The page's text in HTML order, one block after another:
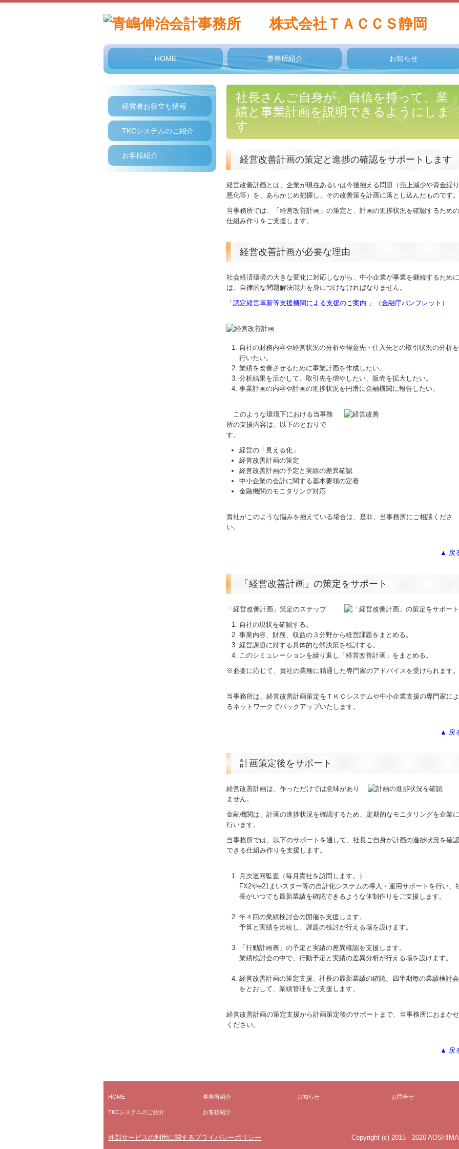
HOME 事務所紹介
事務所紹介
経営理念
品質方針
個人情報保護方針
交通案内
お知らせ
お知らせ
セミナー案内
補助金・助成金・融資情報
関与先向け融資商品ご紹介
経営者オススメ情報
経営者お役立ち情報
TKCシステムのご紹介
お客様紹介
社長さんご自身が、自信を持って、業
績と事業計画を説明できるようにしま
す
経営改善計画の策定と進捗の確認をサポートします
経営改善計画とは、企業が現在あるいは今後抱える問題（売上減少や資金繰り
悪化等）を、あらかじめ把握し、その改善策を計画に落とし込んだものです。
当事務所では、「経営改善計画」の策定と、計画の進捗状況を確認するための
仕組み作りをご支援します。
経営改善計画が必要な理由
社会経済環境の大きな変化に対応しながら、中小企業が事業を継続するために
は、自律的な問題解決能力を身につけなければなりません。
「認定経営革新等支援機関による支援のご案内 」（金融庁パンフレット）
自社の財務内容や経営状況の分析や得意先・仕入先との取引状況の分析を
行いたい。
業績を改善させるために事業計画を作成したい。
分析結果を活かして、取引先を増やしたい、販売を拡大したい。
事業計画の内容や計画の進捗状況を円滑に金融機関に報告したい。
このような環境下における当事務
所の支援内容は、以下のとおりで
す。
経営の「見える化」
経営改善計画の策定
経営改善計画の予定と実績の差異確認
中小企業の会計に関する基本要領の定着
金融機関のモニタリング対応
貴社がこのような悩みを抱えている場合は、是非、当事務所にご相談くださ
い。
▲ 戻
「経営改善計画」の策定をサポート
「経営改善計画」策定のステップ
自社の現状を確認する。
事業内容、財務、収益の３分野から経営課題をまとめる。
経営課題に対する具体的な解決策を検討する。
このシミュレーションを繰り返し「経営改善計画」をまとめる。
※必要に応じて、貴社の業種に精通した専門家のアドバイスを受けられます。
当事務所は、経営改善計画策定をＴＫＣシステムや中小企業支援の専門家によ
るネットワークでバックアップいたします。
▲ 戻
計画策定後をサポート
経営改善計画は、作っただけでは意味があり
ません。
金融機関は、計画の進捗状況を確認するため、定期的なモニタリングを企業に
行います。
当事務所では、以下のサポートを通して、社長ご自身が計画の進捗状況を確認
できる仕組み作りを支援します。
月次巡回監査（毎月貴社を訪問します。）
FX2やe21まいスター等の自計化システムの導入・運用サポートを行い、
長がいつでも最新業績を確認できるような体制作りをご支援します。
年４回の業績検討会の開催を支援します。
予算と実績を比較し、課題の検討が行える場を設けます。
「行動計画表」の予定と実績の差異確認を支援します。
業績検討会の中で、行動予定と実績の差異分析が行える場を設けます。
経営改善計画の策定支援、社長の最新業績の確認、四半期毎の業績検討会
をとおして、業績管理をご支援します。
経営改善計画の策定支援から計画策定後のサポートまで、当事務所におまかせ
ください。
▲ 戻
HOME 事務所紹介 お知らせ お問合せ
TKCシステムのご紹介 お客様紹介
外部サービスの利用に関するプライバシーポリシー Copyright (c) 2015 - 2026